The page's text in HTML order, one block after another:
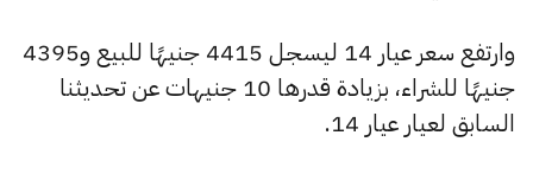
وارتفع سعر عيار 14 ليسجل 4415 جنيهًا للبيع و4395
جنيهًا للشراء، بزيادة قدرها 10 جنيهات عن تحديثنا
السابق لعيار عيار 14.